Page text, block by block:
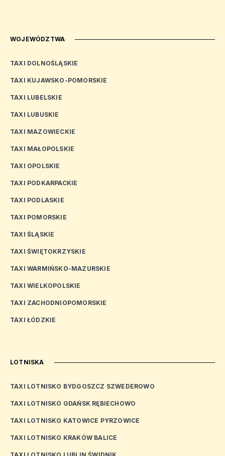
WOJEWÓDZTWA
TAXI DOLNOŚLĄSKIE
TAXI KUJAWSKO-POMORSKIE
TAXI LUBELSKIE
TAXI LUBUSKIE
TAXI MAZOWIECKIE
TAXI MAŁOPOLSKIE
TAXI OPOLSKIE
TAXI PODKARPACKIE
TAXI PODLASKIE
TAXI POMORSKIE
TAXI ŚLĄSKIE
TAXI ŚWIĘTOKRZYSKIE
TAXI WARMIŃSKO-MAZURSKIE
TAXI WIELKOPOLSKIE
TAXI ZACHODNIOPOMORSKIE
TAXI ŁÓDZKIE
LOTNISKA
TAXI LOTNISKO BYDGOSZCZ SZWEDEROWO
TAXI LOTNISKO GDAŃSK RĘBIECHOWO
TAXI LOTNISKO KATOWICE PYRZOWICE
TAXI LOTNISKO KRAKÓW BALICE